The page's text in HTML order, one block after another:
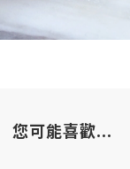
您可能喜歡...